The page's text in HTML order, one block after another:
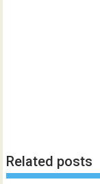
Related posts